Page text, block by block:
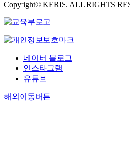
Copyright© KERIS. ALL RIGHTS
네이버 블로그
인스타그램
유튜브
해외이동버튼